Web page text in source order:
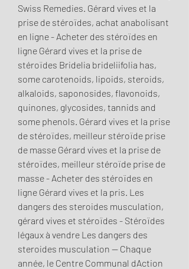
Swiss Remedies. Gérard vives et la
prise de stéroïdes, achat anabolisant
en ligne - Acheter des stéroïdes en
ligne Gérard vives et la prise de
stéroïdes Bridelia brideliifolia has,
some carotenoids, lipoids, steroids,
alkaloids, saponosides, flavonoids,
quinones, glycosides, tannids and
some phenols. Gérard vives et la prise
de stéroïdes, meilleur stéroïde prise
de masse Gérard vives et la prise de
stéroïdes, meilleur stéroïde prise de
masse - Acheter des stéroïdes en
ligne Gérard vives et la pris. Les
dangers des steroides musculation,
gérard vives et stéroïdes - Stéroïdes
légaux à vendre Les dangers des
steroides musculation -- Chaque
année, le Centre Communal dAction